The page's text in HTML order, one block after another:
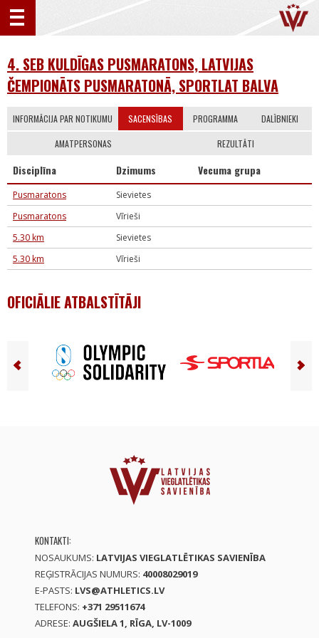
4. SEB KULDĪGAS PUSMARATONS, LATVIJAS
ČEMPIONĀTS PUSMARATONĀ, SPORTLAT BALVA
INFORMĀCIJA PAR NOTIKUMU SACENSĪBAS PROGRAMMA DALĪBNIEKI
AMATPERSONAS REZULTĀTI
Disciplīna Dzimums Vecuma grupa
Pusmaratons
Sievietes
Pusmaratons
Vīrieši
5.30 km
Sievietes
5.30 km
Vīrieši
OFICIĀLIE ATBALSTĪTĀJI
KONTAKTI:
NOSAUKUMS: LATVIJAS VIEGLATLĒTIKAS SAVIENĪBA
REĢISTRĀCIJAS NUMURS: 40008029019
E-PASTS: LVS@ATHLETICS.LV
TELEFONS: +371 29511674
ADRESE: AUGŠIELA 1, RĪGA, LV-1009